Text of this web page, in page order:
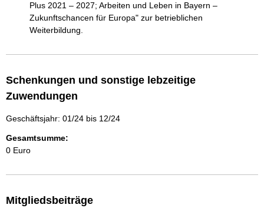
Plus 2021 – 2027; Arbeiten und Leben in Bayern –
Zukunftschancen für Europa" zur betrieblichen
Weiterbildung.
Schenkungen und sonstige lebzeitige
Zuwendungen
Geschäftsjahr: 01/24 bis 12/24
Gesamtsumme:
0 Euro
Mitgliedsbeiträge